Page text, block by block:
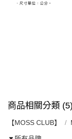
商品相關分類 (5)
【MOSS CLUB】